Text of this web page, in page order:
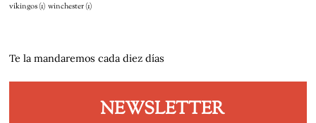
vikingos(1) winchester(1)
Te la mandaremos cada diez días
NEWSLETTER